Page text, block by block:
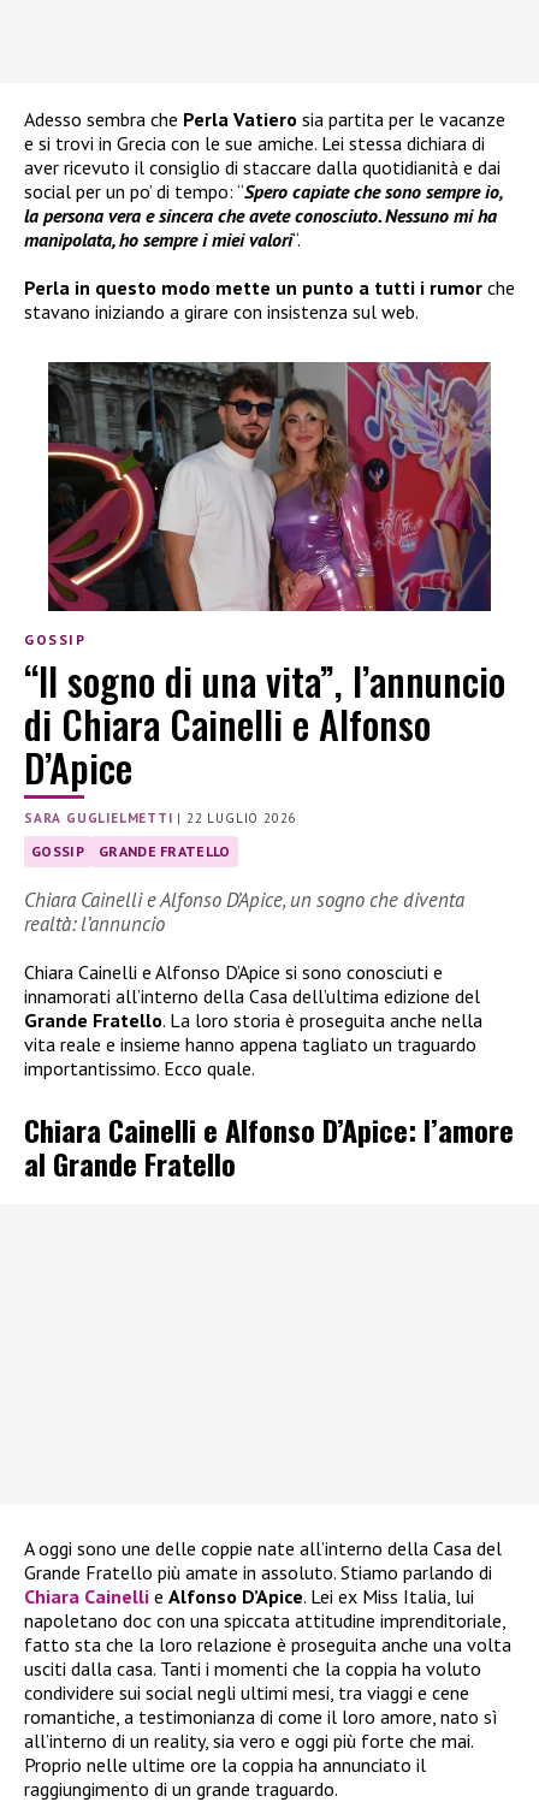
Adesso sembra che Perla Vatiero sia partita per le vacanze
e si trovi in Grecia con le sue amiche. Lei stessa dichiara di
aver ricevuto il consiglio di staccare dalla quotidianità e dai
social per un po’ di tempo: “Spero capiate che sono sempre io,
la persona vera e sincera che avete conosciuto. Nessuno mi ha
manipolata, ho sempre i miei valori“.
Perla in questo modo mette un punto a tutti i rumor che
stavano iniziando a girare con insistenza sul web.
GOSSIP
“Il sogno di una vita”, l’annuncio
di Chiara Cainelli e Alfonso
D’Apice
SARA GUGLIELMETTI |22 LUGLIO 2026
GOSSIP GRANDE FRATELLO
Chiara Cainelli e Alfonso D’Apice, un sogno che diventa
realtà: l’annuncio
Chiara Cainelli e Alfonso D’Apice si sono conosciuti e
innamorati all’interno della Casa dell’ultima edizione del
Grande Fratello. La loro storia è proseguita anche nella
vita reale e insieme hanno appena tagliato un traguardo
importantissimo. Ecco quale.
Chiara Cainelli e Alfonso D’Apice: l’amore
al Grande Fratello
A oggi sono une delle coppie nate all’interno della Casa del
Grande Fratello più amate in assoluto. Stiamo parlando di
Chiara Cainelli e Alfonso D’Apice. Lei ex Miss Italia, lui
napoletano doc con una spiccata attitudine imprenditoriale,
fatto sta che la loro relazione è proseguita anche una volta
usciti dalla casa. Tanti i momenti che la coppia ha voluto
condividere sui social negli ultimi mesi, tra viaggi e cene
romantiche, a testimonianza di come il loro amore, nato sì
all’interno di un reality, sia vero e oggi più forte che mai.
Proprio nelle ultime ore la coppia ha annunciato il
raggiungimento di un grande traguardo.